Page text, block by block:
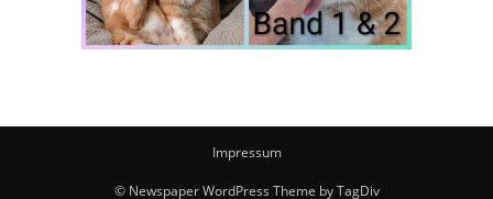
Impressum
© Newspaper WordPress Theme by TagDiv